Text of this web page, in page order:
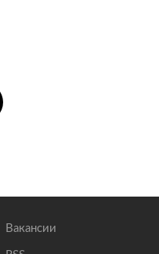
Вакансии